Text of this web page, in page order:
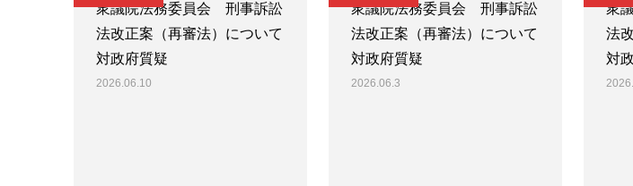
衆議院法務委員会 刑事訴訟
法改正案（再審法）について
対政府質疑
2026.06.10
衆議院法務委員会 刑事訴訟
法改正案（再審法）について
対政府質疑
2026.06.3
衆
法
対